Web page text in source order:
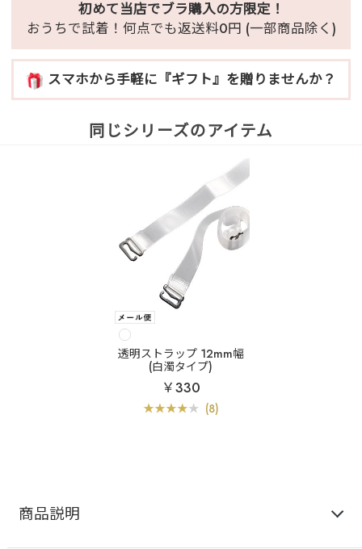
初めて当店でブラ購入の方限定！
おうちで試着！何点でも返送料0円 (一部商品除く)
スマホから手軽に『ギフト』を贈りませんか？
同じシリーズのアイテム
透明ストラップ 12mm幅
(白濁タイプ)
￥330
(8)
商品説明